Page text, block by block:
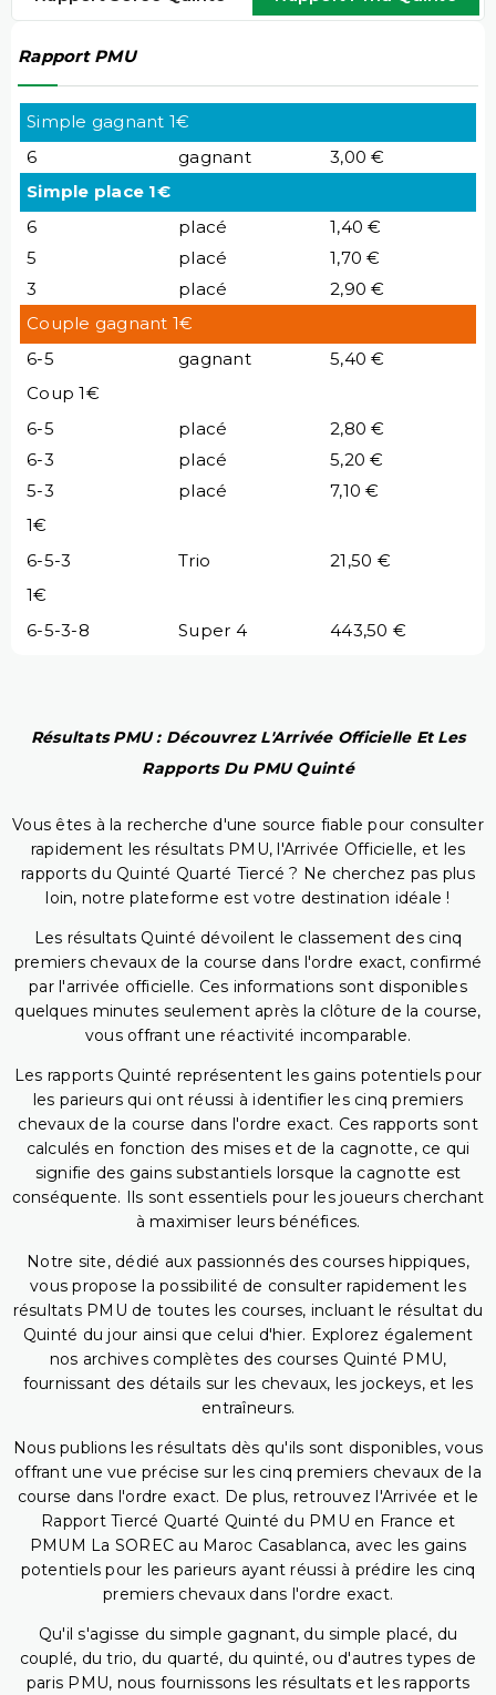
Rapport PMU
Simple gagnant 1€
6
gagnant
3,00 €
Simple place 1€
6
placé
1,40 €
5
placé
1,70 €
3
placé
2,90 €
Couple gagnant 1€
6-5
gagnant
5,40 €
Coup 1€
6-5
placé
2,80 €
6-3
placé
5,20 €
5-3
placé
7,10 €
1€
6-5-3
Trio
21,50 €
1€
6-5-3-8
Super 4 443,50 €
Résultats PMU : Découvrez L'Arrivée Officielle Et Les
Rapports Du PMU Quinté
Vous êtes à la recherche d'une source fiable pour consulter
rapidement les résultats PMU, l'Arrivée Officielle, et les
rapports du Quinté Quarté Tiercé ? Ne cherchez pas plus
loin, notre plateforme est votre destination idéale !
Les résultats Quinté dévoilent le classement des cinq
premiers chevaux de la course dans l'ordre exact, confirmé
par l'arrivée officielle. Ces informations sont disponibles
quelques minutes seulement après la clôture de la course,
vous offrant une réactivité incomparable.
Les rapports Quinté représentent les gains potentiels pour
les parieurs qui ont réussi à identifier les cinq premiers
chevaux de la course dans l'ordre exact. Ces rapports sont
calculés en fonction des mises et de la cagnotte, ce qui
signifie des gains substantiels lorsque la cagnotte est
conséquente. Ils sont essentiels pour les joueurs cherchant
à maximiser leurs bénéfices.
Notre site, dédié aux passionnés des courses hippiques,
vous propose la possibilité de consulter rapidement les
résultats PMU de toutes les courses, incluant le résultat du
Quinté du jour ainsi que celui d'hier. Explorez également
nos archives complètes des courses Quinté PMU,
fournissant des détails sur les chevaux, les jockeys, et les
entraîneurs.
Nous publions les résultats dès qu'ils sont disponibles, vous
offrant une vue précise sur les cinq premiers chevaux de la
course dans l'ordre exact. De plus, retrouvez l'Arrivée et le
Rapport Tiercé Quarté Quinté du PMU en France et
PMUM La SOREC au Maroc Casablanca, avec les gains
potentiels pour les parieurs ayant réussi à prédire les cinq
premiers chevaux dans l'ordre exact.
Qu'il s'agisse du simple gagnant, du simple placé, du
couplé, du trio, du quarté, du quinté, ou d'autres types de
paris PMU, nous fournissons les résultats et les rapports